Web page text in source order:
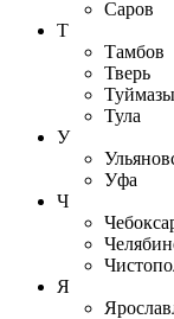
Саров
Т
Тамбов
Тверь
Туймазы
Тула
У
Уфа
Ч
Я